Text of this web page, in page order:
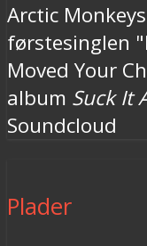
Arctic
førstesinglen
Moved Your
album Suck It
Soundcloud
Plader